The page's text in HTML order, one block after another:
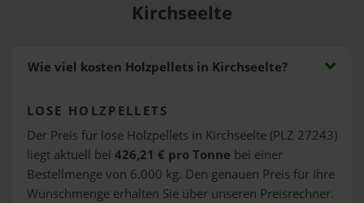
Kirchseelte
Wie viel kosten Holzpellets in Kirchseelte?
LOSE HOLZPELLETS
Der Preis für lose Holzpellets in Kirchseelte (PLZ 27243)
liegt aktuell bei 426,21 € pro Tonne bei einer
Bestellmenge von 6.000 kg. Den genauen Preis für Ihre
Wunschmenge erhalten Sie über unseren Preisrechner.